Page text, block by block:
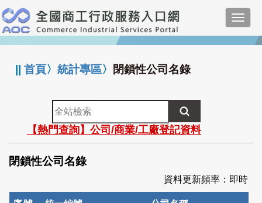
跳
到
主
要
:::
||首頁〉統計專區〉 閉鎖性公司名錄
全
站
檢
索
【熱門查詢】公司/商業/工廠登記資料
閉鎖性公司名錄
資料更新頻率：即時